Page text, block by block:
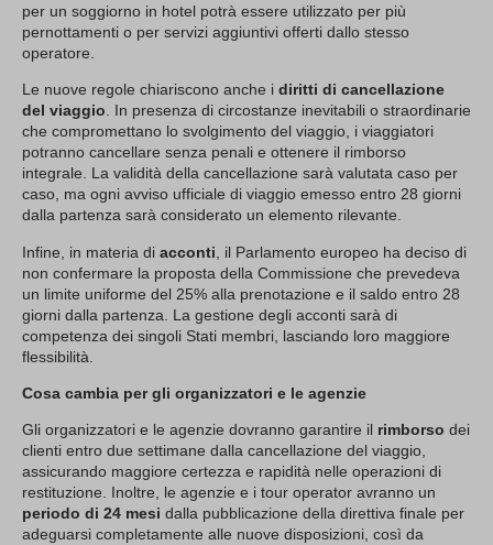
per un soggiorno in hotel potrà essere utilizzato per più
pernottamenti o per servizi aggiuntivi offerti dallo stesso
operatore.
Le nuove regole chiariscono anche i diritti di cancellazione
del viaggio . In presenza di circostanze inevitabili o straordinarie
che compromettano lo svolgimento del viaggio, i viaggiatori
potranno cancellare senza penali e ottenere il rimborso
integrale. La validità della cancellazione sarà valutata caso per
caso, ma ogni avviso ufficiale di viaggio emesso entro 28 giorni
dalla partenza sarà considerato un elemento rilevante.
Infine, in materia di acconti , il Parlamento europeo ha deciso di
non confermare la proposta della Commissione che prevedeva
un limite uniforme del 25% alla prenotazione e il saldo entro 28
giorni dalla partenza. La gestione degli acconti sarà di
competenza dei singoli Stati membri, lasciando loro maggiore
flessibilità.
Cosa cambia per gli organizzatori e le agenzie
Gli organizzatori e le agenzie dovranno garantire il rimborso dei
clienti entro due settimane dalla cancellazione del viaggio,
assicurando maggiore certezza e rapidità nelle operazioni di
restituzione. Inoltre, le agenzie e i tour operator avranno un
periodo di 24 mesi dalla pubblicazione della direttiva finale per
adeguarsi completamente alle nuove disposizioni, così da